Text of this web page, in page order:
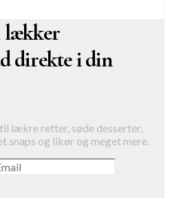
lækker
direkte i din
lækre retter, søde desserter,
snaps og likør og meget mere.